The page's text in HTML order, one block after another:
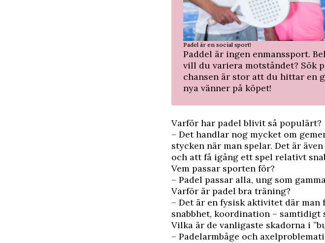
Padel är en social sport!
Paddel är ingen enmanssport.
vill du variera ­motståndet? Sök
chansen är stor att du hittar en
nya vänner på köpet!
Varför har padel blivit så populärt?
– Det handlar nog mycket om
stycken när man spelar. Det är
och att få igång ett spel relativt
Vem passar sporten för?
– Padel passar alla, ung som
Varför är padel bra träning?
– Det är en fysisk aktivitet där
snabbhet, koordination – samtidigt
Vilka är de vanligaste skadorna i
– Padelarmbåge och